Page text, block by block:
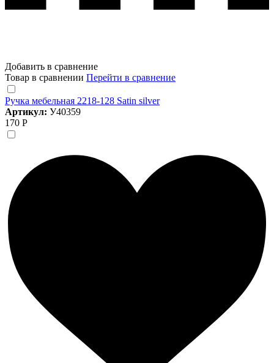
Добавить в сравнение
Товар в сравнении Перейти в сравнение
Ручка мебельная 2218-128 Satin silver
Артикул: У40359
170 Р